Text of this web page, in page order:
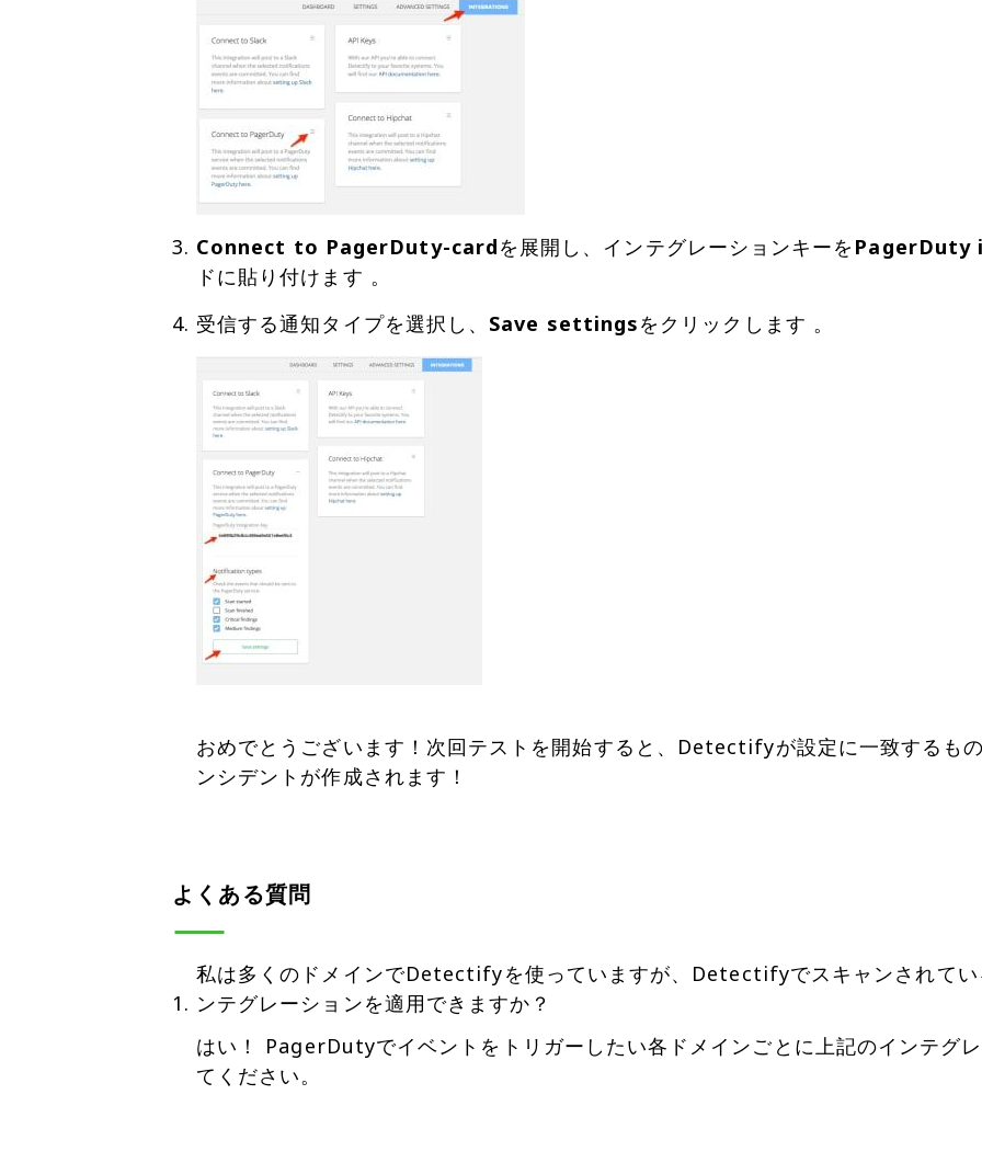
Connect to PagerDuty-cardを展開し、インテグレーションキーを
ドに貼り付けます 。
受信する通知タイプを選択し、 Save settings
おめでとうございます！次回テストを開始すると、Detectifyが設定に一致するも
ンシデントが作成されます！
よくある質問
私は多くのドメインでDetectifyを使っていますが、Detectifyでスキャンされて
ンテグレーションを適用できますか？
はい！ PagerDutyでイベントをトリガーしたい各ドメインごとに上記のインテグ
てください。